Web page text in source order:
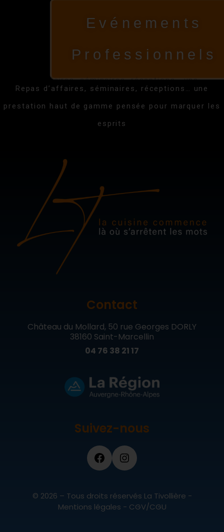
Evénements
Professionnels
Repas d’affaires, séminaires, réceptions… une
prestation haut de gamme pensée pour marquer les
esprits
Contact
Château du Mollard, 50 rue Georges DORLY
38160 Saint-Marcellin
04 76 38 21 17
Suivez-nous
© 2026 – Tous droits réservés La Tivollière -
Mentions légales - CGV/CGU